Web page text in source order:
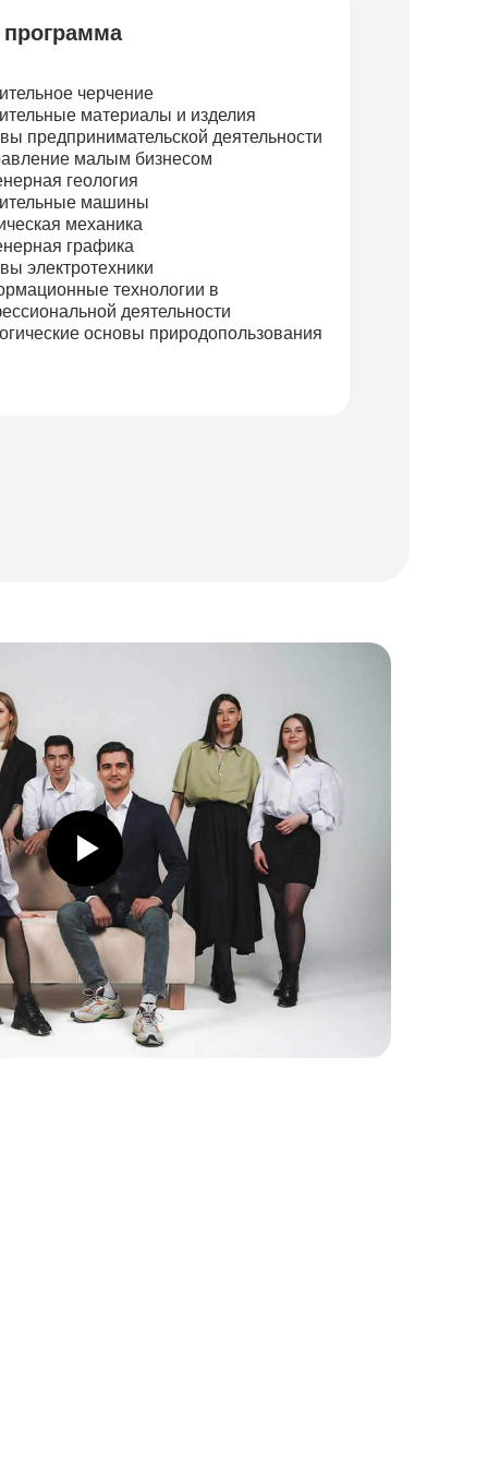
черчение
материалы и изделия
предпринимательской деятельности
малым бизнесом
геология
машины
механика
графика
электротехники
технологии в
деятельности
основы природопользования
программа
Приемная комиссия
Дарья Летягина
Старший специалист